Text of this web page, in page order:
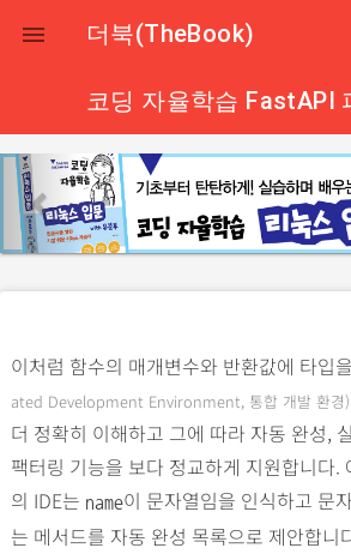
 더북(TheBook)
코딩 자율학습 FastAPI
p
r
e
u
s
이처럼 함수의 매개변수와 반환값에 타입
ated Development Environment, 통합 개발 환경)
더 정확히 이해하고 그에 따라 자동 완성,
팩터링 기능을 보다 정교하게 지원합니다.
의 IDE는 name이 문자열임을 인식하고 문
는 메서드를 자동 완성 목록으로 제안합니